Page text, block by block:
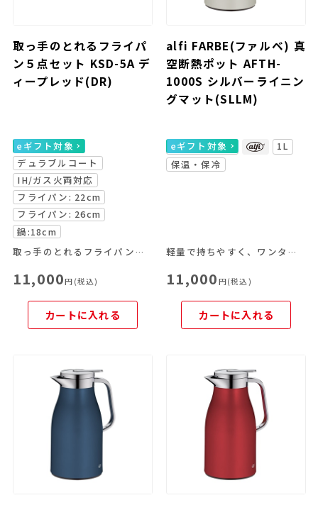
取っ手のとれるフライパ
ン５点セット KSD-5A デ
ィープレッド(DR)
eギフト対象
デュラブルコート
IH/ガス火両対応
フライパン: 22cm
フライパン: 26cm
鍋:18cm
取っ手のとれるフライパンの基本セット
11,000円(税込)
カートに入れる
alfi FARBE(ファルベ) 真
空断熱ポット AFTH-
1000S シルバーライニン
グマット(SLLM)
eギフト対象
1L
保温・保冷
軽量で持ちやすく、ワンタッチで注げる使いやすさが魅力。
11,000 円(税込)
カートに入れる